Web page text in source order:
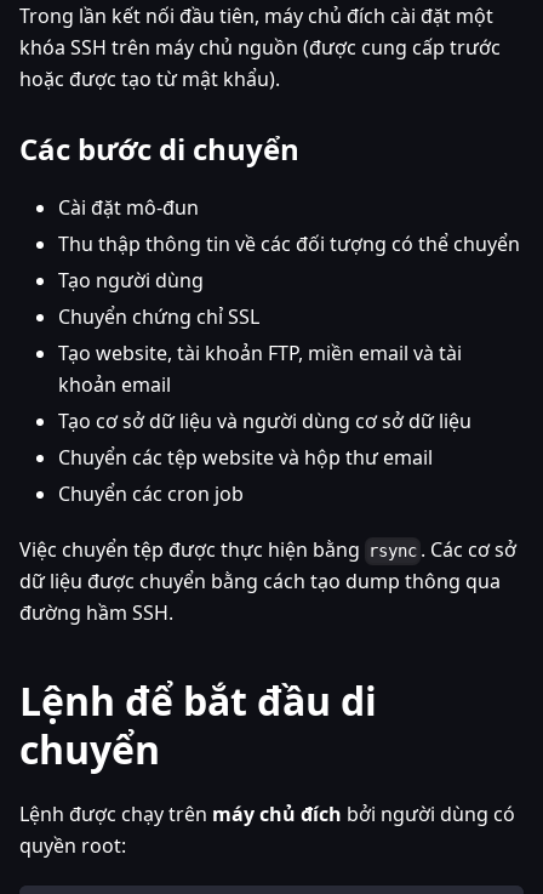
Trong lần kết nối đầu tiên, máy chủ đích cài đặt một
khóa SSH trên máy chủ nguồn (được cung cấp trước
hoặc được tạo từ mật khẩu).
Các bước di chuyển
Cài đặt mô-đun
Thu thập thông tin về các đối tượng có thể chuyển
Tạo người dùng
Chuyển chứng chỉ SSL
Tạo website, tài khoản FTP, miền email và tài
khoản email
Tạo cơ sở dữ liệu và người dùng cơ sở dữ liệu
Chuyển các tệp website và hộp thư email
Chuyển các cron job
Việc chuyển tệp được thực hiện bằng rsync . Các cơ sở
dữ liệu được chuyển bằng cách tạo dump thông qua
đường hầm SSH.
Lệnh để bắt đầu di
chuyển
Lệnh được chạy trên máy chủ đích bởi người dùng có
quyền root: